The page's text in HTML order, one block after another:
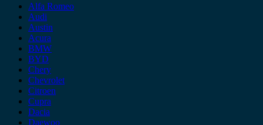
Alfa Romeo
Audi
Austin
Acura
BMW
BYD
Chery
Chevrolet
Citroen
Cupra
Dacia
Daewoo